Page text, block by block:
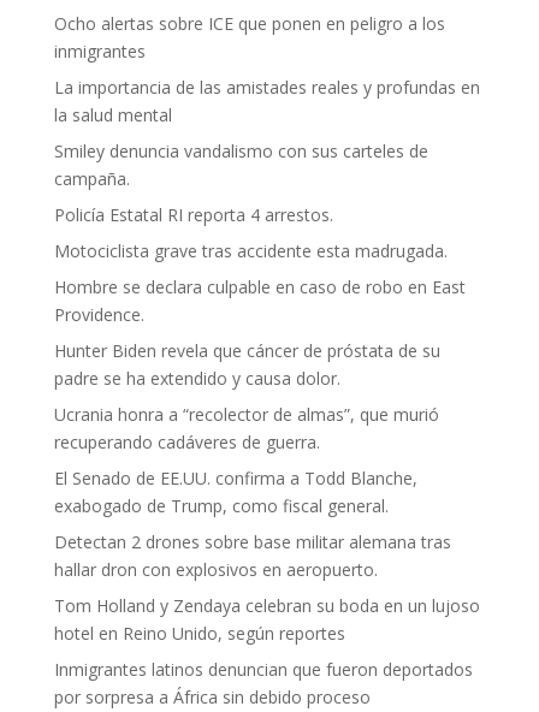
Ocho alertas sobre ICE que ponen en peligro a los
inmigrantes
La importancia de las amistades reales y profundas en
la salud mental
Smiley denuncia vandalismo con sus carteles de
campaña.
Policía Estatal RI reporta 4 arrestos.
Motociclista grave tras accidente esta madrugada.
Hombre se declara culpable en caso de robo en East
Providence.
Hunter Biden revela que cáncer de próstata de su
padre se ha extendido y causa dolor.
Ucrania honra a “recolector de almas”, que murió
recuperando cadáveres de guerra.
El Senado de EE.UU. confirma a Todd Blanche,
exabogado de Trump, como fiscal general.
Detectan 2 drones sobre base militar alemana tras
hallar dron con explosivos en aeropuerto.
Tom Holland y Zendaya celebran su boda en un lujoso
hotel en Reino Unido, según reportes
Inmigrantes latinos denuncian que fueron deportados
por sorpresa a África sin debido proceso